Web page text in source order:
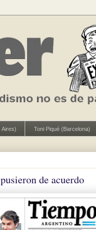
Aires) Toni Piqué (Barcelona)
de acuerdo